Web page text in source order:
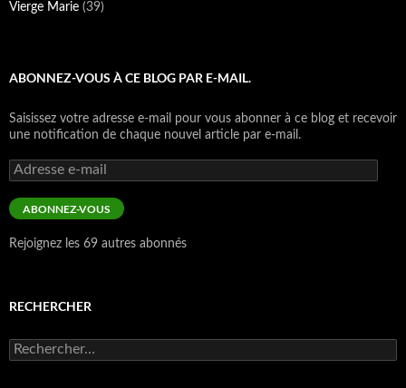
Vierge Marie (39)
ABONNEZ-VOUS À CE BLOG PAR E-MAIL.
Saisissez votre adresse e-mail pour vous abonner à ce blog et recevoir
une notification de chaque nouvel article par e-mail.
Adresse
e-
mail
ABONNEZ-VOUS
Rejoignez les 69 autres abonnés
RECHERCHER
Rechercher :